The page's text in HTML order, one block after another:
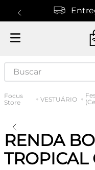
Buscar
VESTUÁRIO
RENDA
TROPICAL